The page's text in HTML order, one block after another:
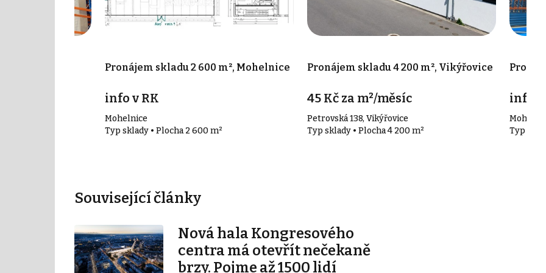
Pronájem skladu 2 600 m², Mohelnice
info v RK
Mohelnice
Typ sklady • Plocha 2 600 m²
Pronájem skladu 4 200 m², Vikýřovice
45 Kč za m²/měsíc
Petrovská 138, Vikýřovice
Typ sklady • Plocha 4 200 m²
info v
Typ
Související články
Nová hala Kongresového
centra má otevřít nečekaně
brzy. Pojme až 1500 lidí